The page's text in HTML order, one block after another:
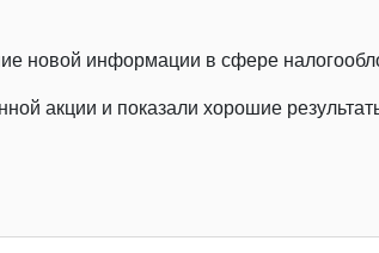
новой информации в сфере
акции и показали хорошие